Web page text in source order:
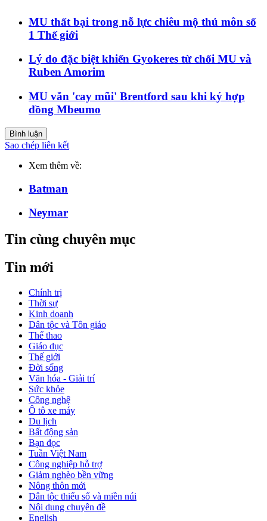
MU thất bại trong nỗ lực chiêu mộ thủ môn số
1 Thế giới
Lý do đặc biệt khiến Gyokeres từ chối MU và
Ruben Amorim
MU vẫn 'cay mũi' Brentford sau khi ký hợp
đồng Mbeumo
Bình luận
Sao chép liên kết
Xem thêm về:
Batman
Neymar
Tin cùng chuyên mục
Tin mới
Chính trị
Thời sự
Kinh doanh
Dân tộc và Tôn giáo
Thể thao
Giáo dục
Thế giới
Đời sống
Văn hóa - Giải trí
Sức khỏe
Công nghệ
Ô tô xe máy
Du lịch
Bất động sản
Bạn đọc
Tuần Việt Nam
Công nghiệp hỗ trợ
Giảm nghèo bền vững
Nông thôn mới
Dân tộc thiểu số và miền núi
Nội dung chuyên đề
English